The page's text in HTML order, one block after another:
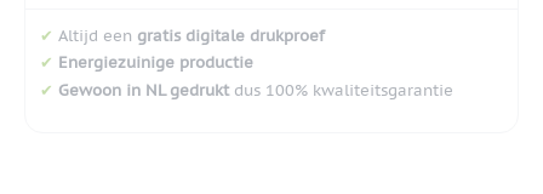
✔ Altijd een gratis digitale drukproef
✔ Energiezuinige productie
✔ Gewoon in NL gedruktdus 100% kwaliteitsgarantie